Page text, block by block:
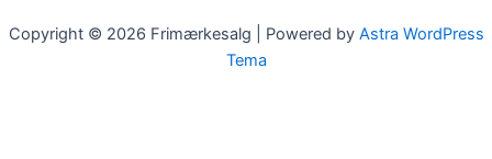
Copyright © 2026 Frimærkesalg | Powered by Astra WordPress
Tema